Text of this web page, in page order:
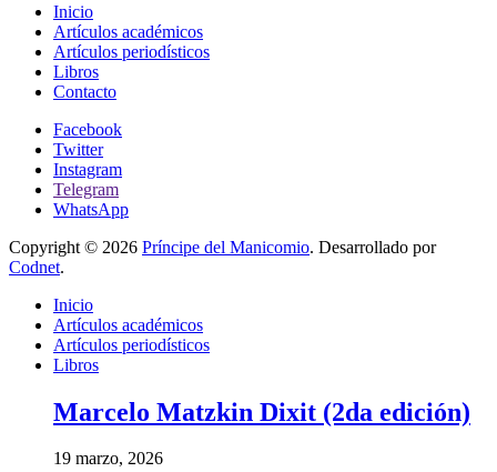
Inicio
Artículos académicos
Artículos periodísticos
Libros
Contacto
Facebook
Twitter
Instagram
Telegram
WhatsApp
Copyright © 2026 Príncipe del Manicomio. Desarrollado por
Codnet.
Inicio
Artículos académicos
Artículos periodísticos
Libros
Marcelo Matzkin Dixit (2da edición)
19 marzo, 2026